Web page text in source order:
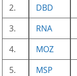
2.
DBD
3.
RNA
4.
MOZ
5.
MSP